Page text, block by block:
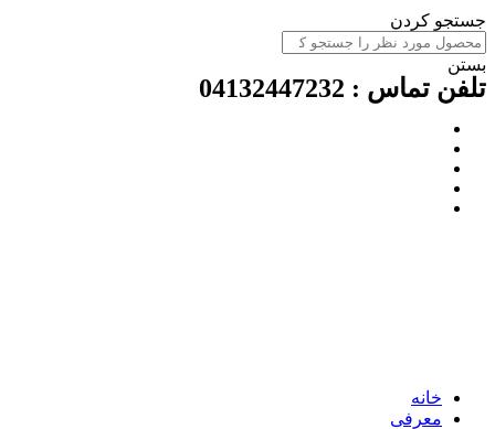
جستجو کردن
بستن
تلفن تماس : 04132447232
خانه
معرفی